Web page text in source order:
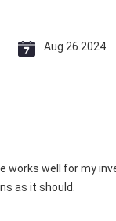
Aug 26.2024
works well for my
as it should.